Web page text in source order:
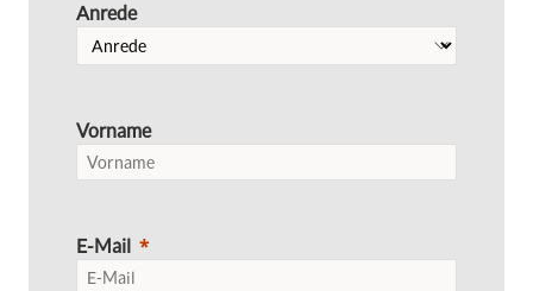
Anrede
Vorname
E-Mail